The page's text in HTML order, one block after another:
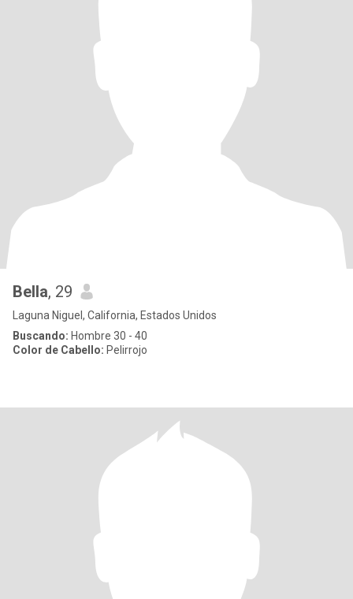
Bella, 29
Laguna Niguel, California, Estados Unidos
Buscando: Hombre 30 - 40
Color de Cabello: Pelirrojo